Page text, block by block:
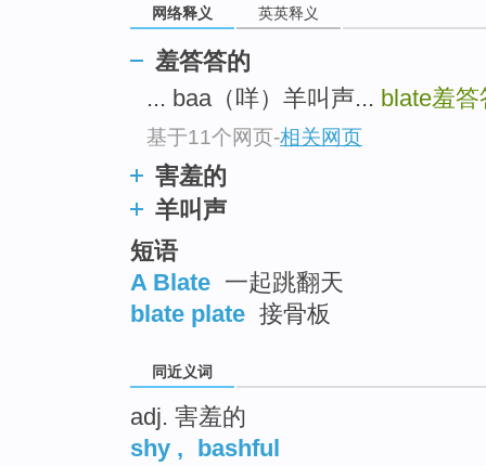
网络释义 英英释义
羞答答的
... baa（咩）羊叫声... blate羞答
基于11个网页-相关网页
害羞的
羊叫声
短语
A Blate 一起跳翻天
blate plate 接骨板
同近义词
adj. 害羞的
shy , bashful